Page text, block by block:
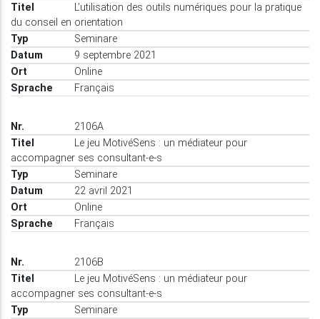
L’utilisation des outils numériques pour la pratique
du conseil en orientation
Seminare
9 septembre 2021
Online
Français
2106A
Le jeu MotivéSens : un médiateur pour
accompagner ses consultant-e-s
Seminare
22 avril 2021
Online
Français
2106B
Le jeu MotivéSens : un médiateur pour
accompagner ses consultant-e-s
Seminare